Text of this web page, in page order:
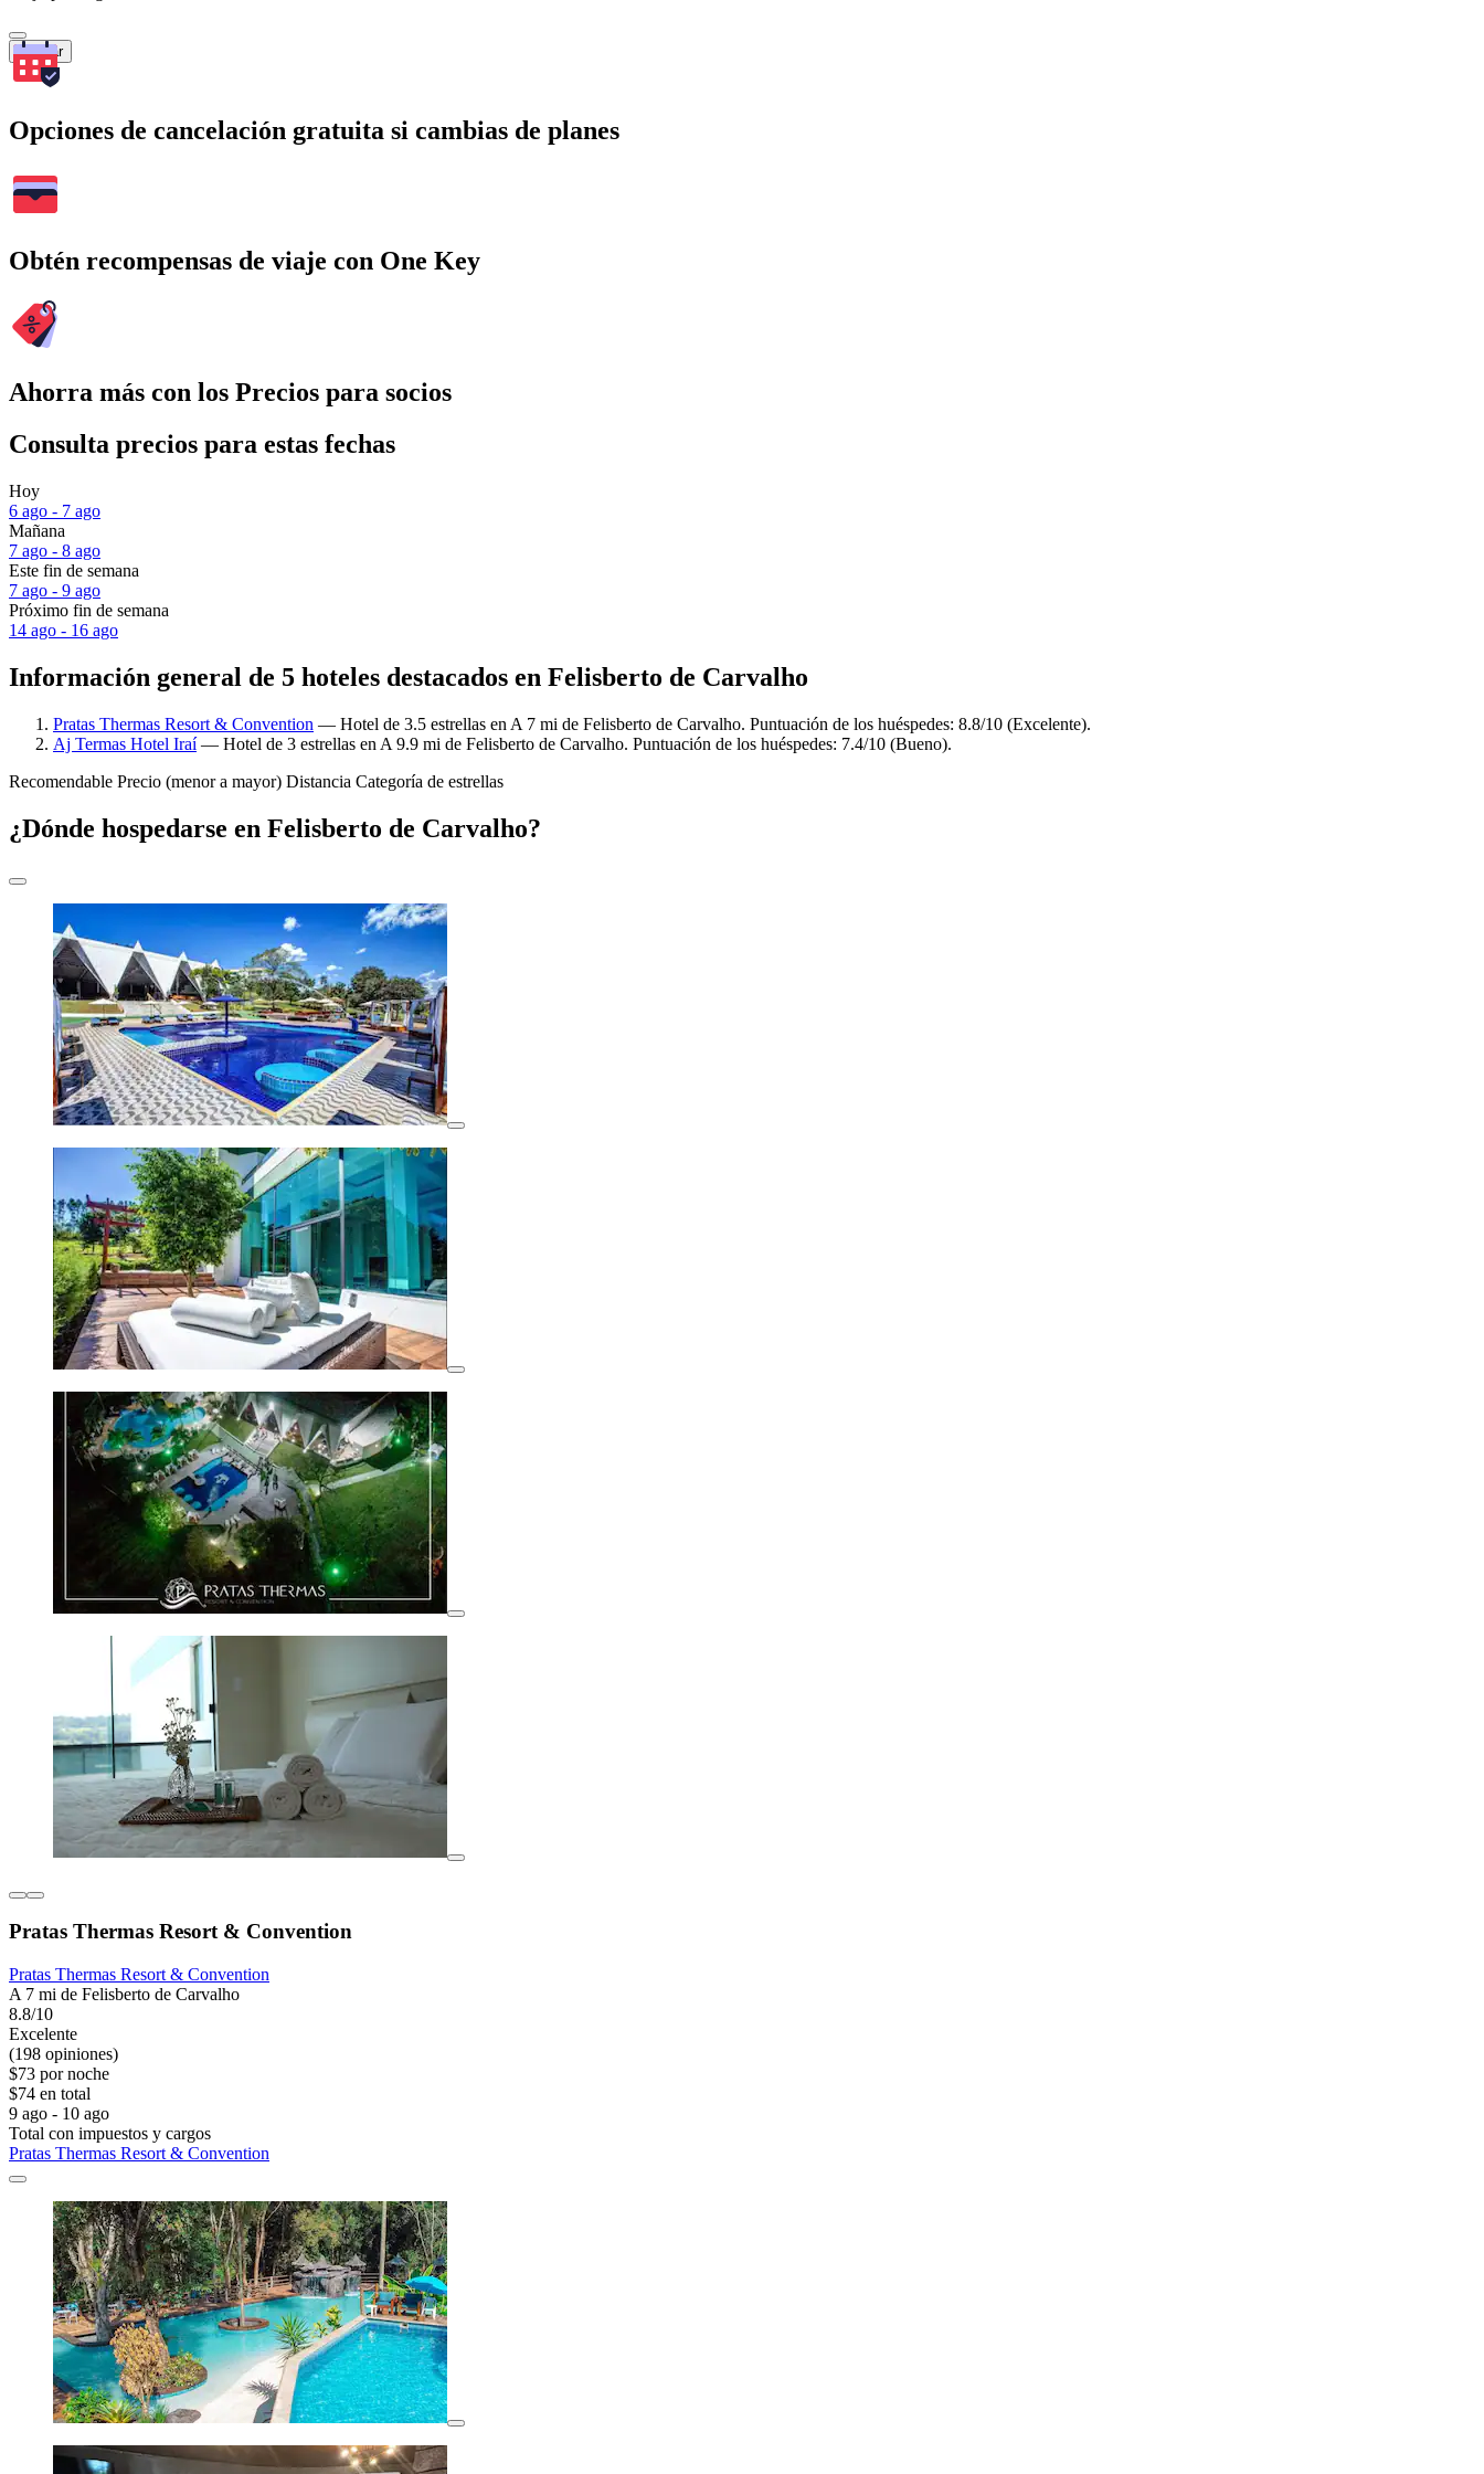
Buscar
Opciones de cancelación gratuita si cambias de planes
Obtén recompensas de viaje con One Key
Ahorra más con los Precios para socios
Consulta precios para estas fechas
Hoy
6 ago - 7 ago
Mañana
7 ago - 8 ago
Este fin de semana
7 ago - 9 ago
Próximo fin de semana
14 ago - 16 ago
Información general de 5 hoteles destacados en Felisberto de Carvalho
Pratas Thermas Resort & Convention — Hotel de 3.5 estrellas en A 7 mi de Felisberto de Carvalho. Puntuación de los huéspedes: 8.8/10 (Excelente).
Aj Termas Hotel Iraí— Hotel de 3 estrellas en A 9.9 mi de Felisberto de Carvalho. Puntuación de los huéspedes: 7.4/10 (Bueno).
Recomendable Precio (menor a mayor) Distancia Categoría de estrellas
¿Dónde hospedarse en Felisberto de Carvalho?
Pratas Thermas Resort & Convention
Pratas Thermas Resort & Convention
A 7 mi de Felisberto de Carvalho
8.8/10
Excelente
(198 opiniones)
$73 por noche
$74 en total
9 ago - 10 ago
Total con impuestos y cargos
Pratas Thermas Resort & Convention